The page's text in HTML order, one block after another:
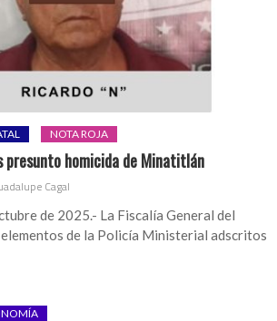
NOTA ROJA
presunto homicida de Minatitlán
Cagal
de 2025.- La Fiscalía General del
de la Policía Ministerial adscritos